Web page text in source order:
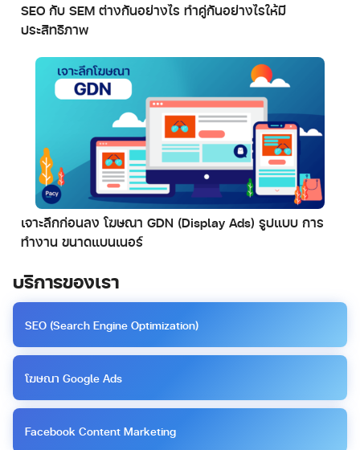
SEO กับ SEM ต่างกันอย่างไร ทำคู่กันอย่างไรให้มี
ประสิทธิภาพ
เจาะลึกก่อนลง โฆษณา GDN (Display Ads) รูปแบบ การ
ทำงาน ขนาดแบนเนอร์
บริการของเรา
SEO (Search Engine Optimization)
โฆษณา Google Ads
Facebook Content Marketing